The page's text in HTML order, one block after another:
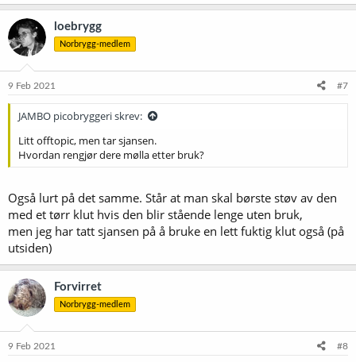
a
k
s
j
o
e
loebrygg
Norbrygg-medlem
9 Feb 2021 #7
JAMBO picobryggeri skrev:
Litt offtopic, men tar sjansen.
Hvordan rengjør dere mølla etter bruk?
Også lurt på det samme. Står at man skal børste støv av den
med et tørr klut hvis den blir stående lenge uten bruk,
men jeg har tatt sjansen på å bruke en lett fuktig klut også (på
utsiden)
Forvirret
Norbrygg-medlem
9 Feb 2021 #8